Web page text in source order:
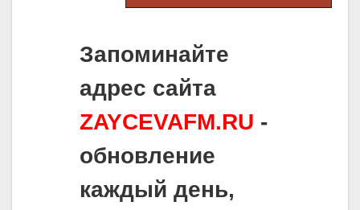
Запоминайте
адрес сайта
ZAYCEVAFM.RU -
обновление
каждый день,